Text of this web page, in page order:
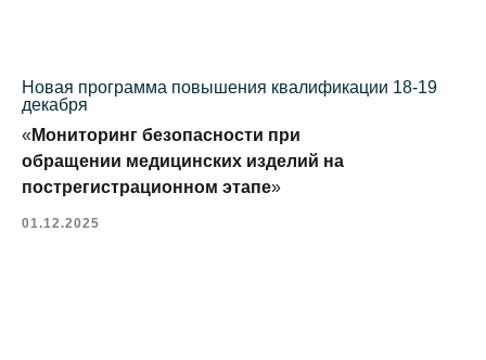
Новая программа повышения квалификации 18-19
декабря
« Мониторинг безопасности при
обращении медицинских изделий на
пострегистрационном этапе»
01.12.2025